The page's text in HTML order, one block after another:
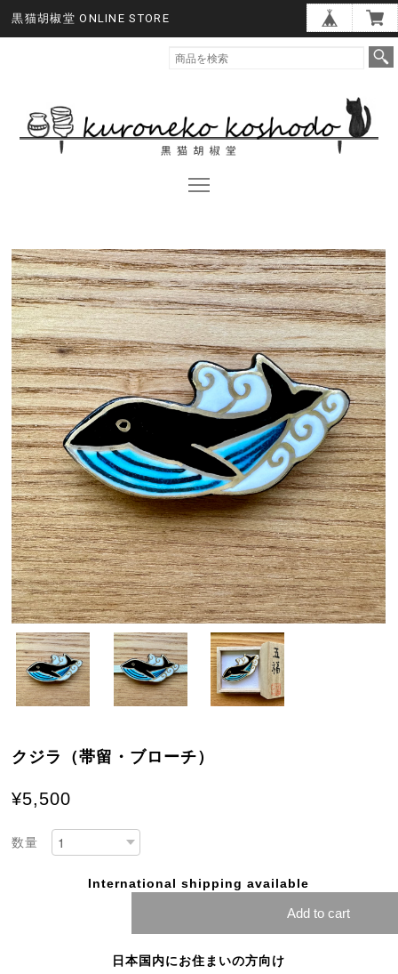
黒猫胡椒堂 ONLINE STORE
クジラ（帯留・ブローチ）
¥5,500
数量
International shipping available
Add to cart
日本国内にお住まいの方向け